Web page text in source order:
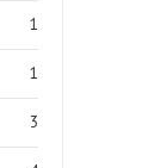
1
1
3